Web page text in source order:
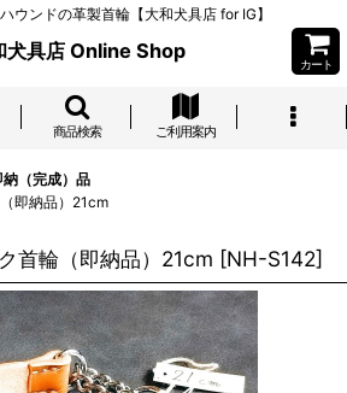
ウンドの革製首輪【大和犬具店 for IG】
犬具店 Online Shop
カート
商品検索 ご利用案内
納（完成）品
即納品）21cm
首輪（即納品）21cm [NH-S142]